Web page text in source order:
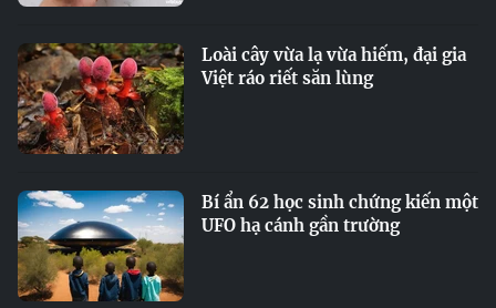
Loài cây vừa lạ vừa hiếm, đại gia
Việt ráo riết săn lùng
Bí ẩn 62 học sinh chứng kiến một
UFO hạ cánh gần trường